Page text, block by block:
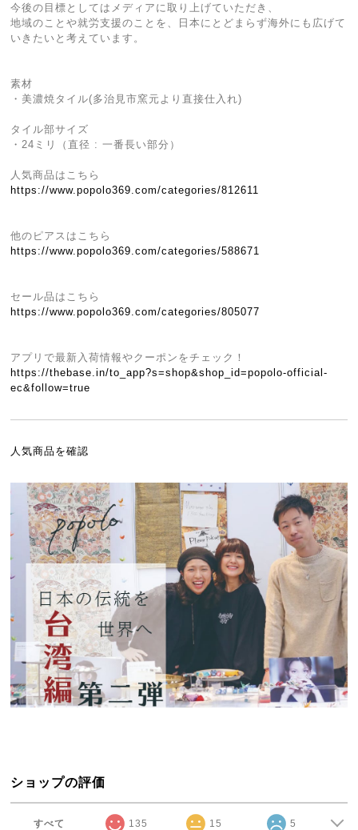
今後の目標としてはメディアに取り上げていただき、
地域のことや就労支援のことを、日本にとどまらず海外にも広げて
いきたいと考えています。
素材
・美濃焼タイル(多治見市窯元より直接仕入れ)
タイル部サイズ
・24ミリ（直径 : 一番長い部分）
人気商品はこちら
https://www.popolo369.com/categories/812611
他のピアスはこちら
https://www.popolo369.com/categories/588671
セール品はこちら
https://www.popolo369.com/categories/805077
アプリで最新入荷情報やクーポンをチェック！
https://thebase.in/to_app?s=shop&shop_id=popolo-official-
ec&follow=true
人気商品を確認
ショップの評価
すべて 135 15 5